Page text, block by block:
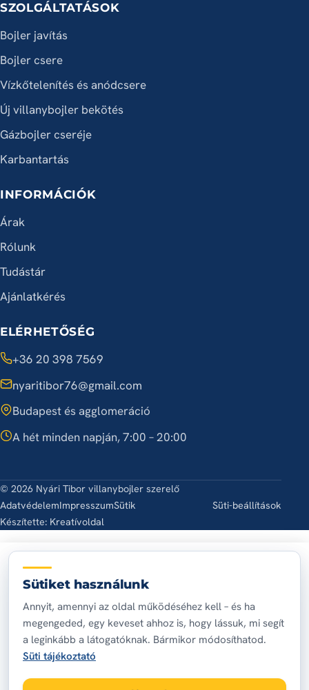
SZOLGÁLTATÁSOK
Bojler javítás
Bojler csere
Vízkőtelenítés és anódcsere
Új villanybojler bekötés
Gázbojler cseréje
Karbantartás
INFORMÁCIÓK
Árak
Rólunk
Tudástár
Ajánlatkérés
ELÉRHETŐSÉG
+36 20 398 7569
nyaritibor76@gmail.com
Budapest és agglomeráció
A hét minden napján, 7:00 – 20:00
© 2026 Nyári Tibor villanybojler szerelő
AdatvédelemImpresszumSütik
Süti-beállítások
Készítette: Kreatívoldal
Sütiket használunk
Annyit, amennyi az oldal működéséhez kell – és ha
megengeded, egy keveset ahhoz is, hogy lássuk, mi segít
a leginkább a látogatóknak. Bármikor módosíthatod.
Süti tájékoztató